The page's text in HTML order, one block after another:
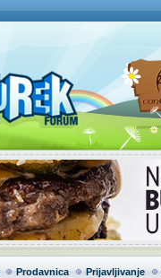
Prodavnica Prijavljivanje